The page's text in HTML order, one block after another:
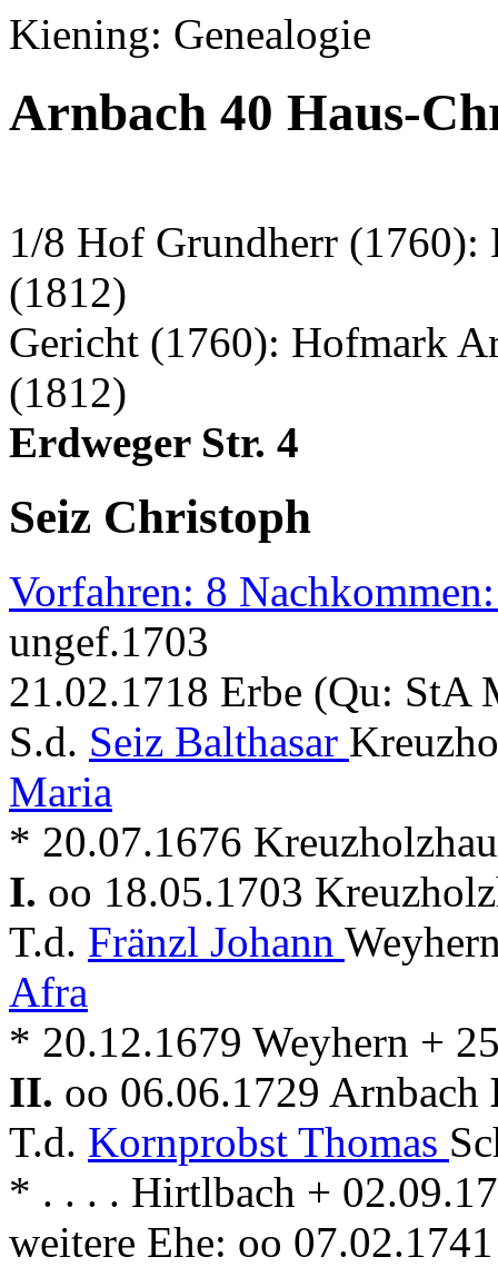
Kiening: Genealogie
Arnbach 40 Haus-
1/8 Hof Grundherr (1760):
(1812)
Gericht (1760): Hofmark
(1812)
Erdweger Str. 4
Seiz Christoph
Vorfahren: 8
ungef.1703
21.02.1718 Erbe (Qu: StA
S.d. Seiz Balthasar
Maria
* 20.07.1676
I. oo 18.05.1703
T.d. Fränzl Johann
Afra
* 20.12.1679 Weyhern +
II. oo 06.06.1729 Arnbach
T.d. Kornprobst Thomas
* . . . . Hirtlbach +
weitere Ehe: oo